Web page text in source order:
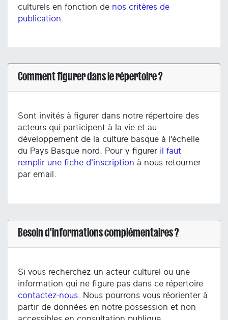
culturels en fonction de nos critères de
publication
Comment figurer dans le répertoire ?
Sont invités à figurer dans notre répertoire des
acteurs qui participent à la vie et au
développement de la culture basque à l’échelle
du Pays Basque nord. Pour y figurer il faut
remplir une fiche d'inscription à nous retourner
par email.
Besoin d'informations complémentaires ?
Si vous recherchez un acteur culturel ou une
information qui ne figure pas dans ce répertoire
contactez-nous . Nous pourrons vous réorienter à
partir de données en notre possession et non